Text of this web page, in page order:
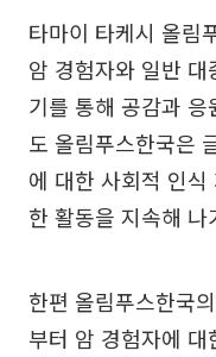
타마이 타케시 올림
암 경험자와 일반
기를 통해 공감과
도 올림푸스한국은
에 대한 사회적 인
한 활동을 지속해
한편 올림푸스한국
부터 암 경험자에